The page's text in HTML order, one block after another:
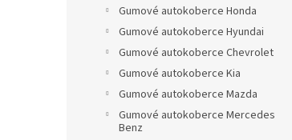
Gumové autokoberce Honda
Gumové autokoberce Hyundai
Gumové autokoberce Chevrolet
Gumové autokoberce Kia
Gumové autokoberce Mazda
Gumové autokoberce Mercedes
Benz